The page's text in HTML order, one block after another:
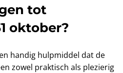
tot
oktober?
handig hulpmiddel dat de
zowel praktisch als plezierig